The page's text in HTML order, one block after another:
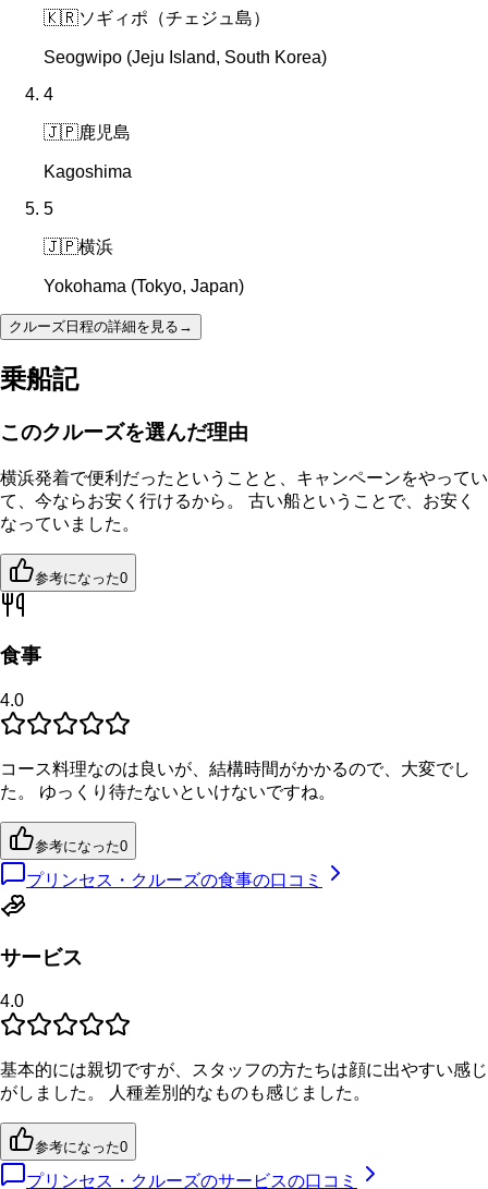
🇰🇷ソギィポ（チェジュ島）
Seogwipo (Jeju Island, South Korea)
4
🇯🇵鹿児島
Kagoshima
5
🇯🇵横浜
Yokohama (Tokyo, Japan)
クルーズ日程の詳細を見る →
乗船記
このクルーズを選んだ理由
横浜発着で便利だったということと、キャンペーンをやってい
て、今ならお安く行けるから。 古い船ということで、お安く
なっていました。
参考になった0
食事
4.0
コース料理なのは良いが、結構時間がかかるので、大変でし
た。 ゆっくり待たないといけないですね。
参考になった0
プリンセス・クルーズの食事の口コミ
サービス
4.0
基本的には親切ですが、スタッフの方たちは顔に出やすい感じ
がしました。 人種差別的なものも感じました。
参考になった0
プリンセス・クルーズのサービスの口コミ